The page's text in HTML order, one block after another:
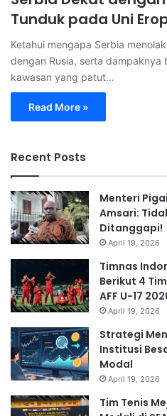
Tunduk pada Uni
Ketahui mengapa Serbia
dengan Rusia, serta dampaknya
kawasan yang patut…
Read More »
Recent Posts
Menteri
Amsari:
Ditanggapi!
April 19, 2026
Timnas
Berikut 4
AFF U-17
April 19, 2026
Strategi
Institusi
Modal
April 19, 2026
Tim Tenis